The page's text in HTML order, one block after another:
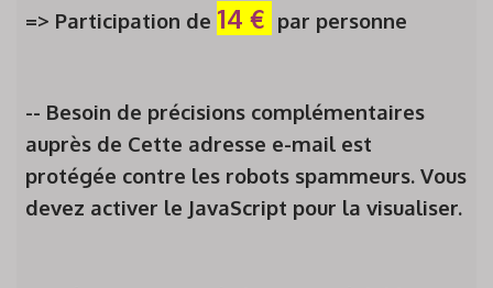
=> Participation de 14 € par personne
-- Besoin de précisions complémentaires
auprès de Cette adresse e-mail est
protégée contre les robots spammeurs. Vous
devez activer le JavaScript pour la visualiser.